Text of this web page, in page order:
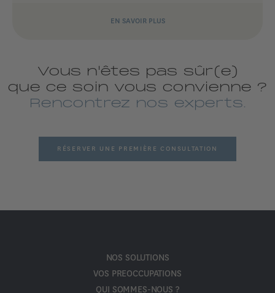
EN SAVOIR PLUS
Vous n'êtes pas sûr(e)
que ce soin vous convienne ?
Rencontrez nos experts.
RÉSERVER UNE PREMIÈRE CONSULTATION
NOS SOLUTIONS
VOS PREOCCUPATIONS
QUI SOMMES-NOUS ?